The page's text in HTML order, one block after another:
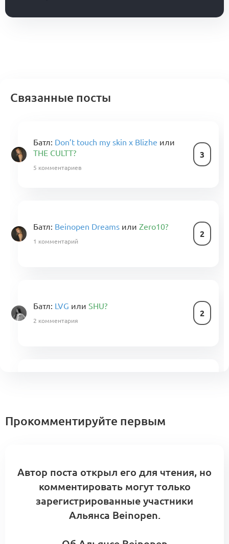
Связанные посты
Батл: Don’t touch my skin x Blizhe или
THE CULTT?
3
5 комментариев
Батл: Beinopen Dreams или Zero10?
2
1 комментарий
Батл: LVG или SHU?
2
2 комментария
1
0 комментариев
Прокомментируйте первым
Автор поста открыл его для чтения, но
комментировать могут только
зарегистрированные участники
Альянса Beinopen.